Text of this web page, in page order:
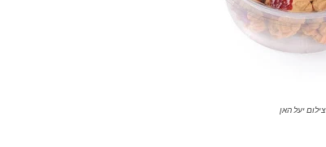
צילום יעל האן